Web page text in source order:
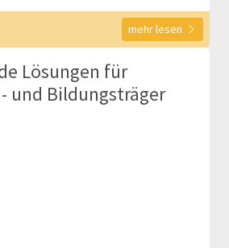
mehr lesen
Lösungen für
und Bildungsträger